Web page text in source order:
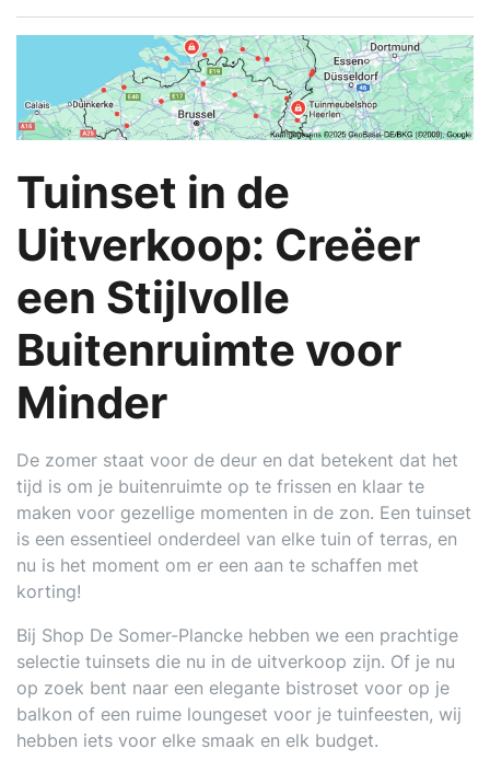
Tuinset in de
Uitverkoop: Creëer
een Stijlvolle
Buitenruimte voor
Minder
De zomer staat voor de deur en dat betekent dat het
tijd is om je buitenruimte op te frissen en klaar te
maken voor gezellige momenten in de zon. Een tuinset
is een essentieel onderdeel van elke tuin of terras, en
nu is het moment om er een aan te schaffen met
korting!
Bij Shop De Somer-Plancke hebben we een prachtige
selectie tuinsets die nu in de uitverkoop zijn. Of je nu
op zoek bent naar een elegante bistroset voor op je
balkon of een ruime loungeset voor je tuinfeesten, wij
hebben iets voor elke smaak en elk budget.